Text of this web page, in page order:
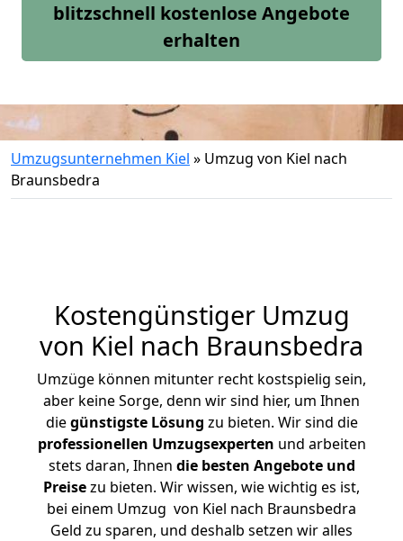
blitzschnell kostenlose Angebote
erhalten
Umzugsunternehmen Kiel » Umzug von Kiel nach
Braunsbedra
Kostengünstiger Umzug
von Kiel nach Braunsbedra
Umzüge können mitunter recht kostspielig sein,
aber keine Sorge, denn wir sind hier, um Ihnen
diegünstigste Lösung zu bieten. Wir sind die
professionellen Umzugsexperten und arbeiten
stets daran, Ihnen die besten Angebote und
Preisezu bieten. Wir wissen, wie wichtig es ist,
bei einem Umzug von Kiel nach Braunsbedra
Geld zu sparen, und deshalb setzen wir alles